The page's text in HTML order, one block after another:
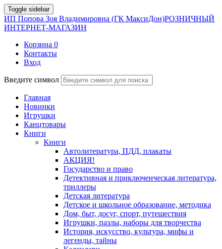
Toggle sidebar
ИП Попова Зоя Владимировна (ГК МаксиДон)РОЗНИЧНЫЙ
ИНТЕРНЕТ-МАГАЗИН
Корзина 0
Контакты
Вход
Введите символ
Главная
Новинки
Игрушки
Канцтовары
Книги
Книги
Автолитература, ПДД, плакаты
АКЦИЯ!
Государство и право
Детективная и приключенческая литература,
триллеры
Детская литература
Детское и школьное образование, методика
Дом, быт, досуг, спорт, путешествия
Игрушки, пазлы, наборы для творчества
История, искусство, культура, мифы и
легенды, тайны